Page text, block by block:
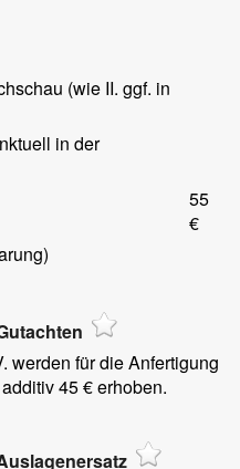
(wie II. ggf. in
in der
55
€
werden für die Anfertigung
45 € erhoben.